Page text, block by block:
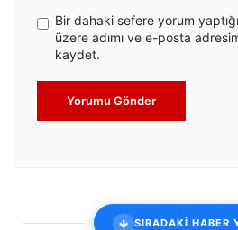
Bir dahaki sefere yorum
üzere adımı ve e-posta
kaydet.
Yorumu Gönder
SIRADAKİ HABER